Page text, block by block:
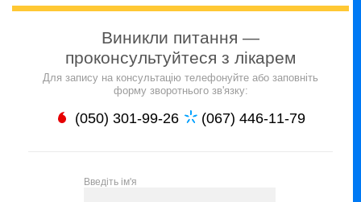
Виникли питання —
проконсультуйтеся з лікарем
Для запису на консультацію телефонуйте або заповніть
форму зворотнього зв'язку:
(050) 301-99-26 (067) 446-11-79
Введіть ім'я